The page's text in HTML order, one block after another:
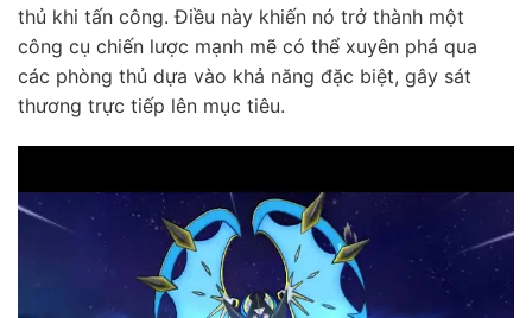
thủ khi tấn công. Điều này khiến nó trở thành một
công cụ chiến lược mạnh mẽ có thể xuyên phá qua
các phòng thủ dựa vào khả năng đặc biệt, gây sát
thương trực tiếp lên mục tiêu.